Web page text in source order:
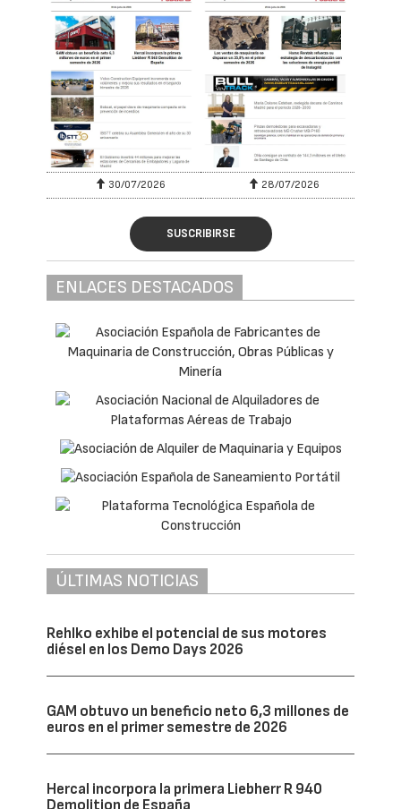
30/07/2026 28/07/2026
SUSCRIBIRSE
ENLACES DESTACADOS
ÚLTIMAS NOTICIAS
Rehlko exhibe el potencial de sus motores
diésel en los Demo Days 2026
GAM obtuvo un beneficio neto 6,3 millones de
euros en el primer semestre de 2026
Hercal incorpora la primera Liebherr R 940